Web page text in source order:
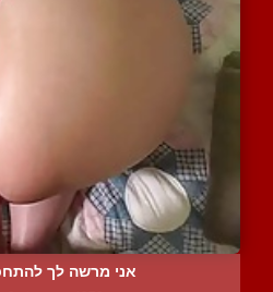
אני מרשה לך